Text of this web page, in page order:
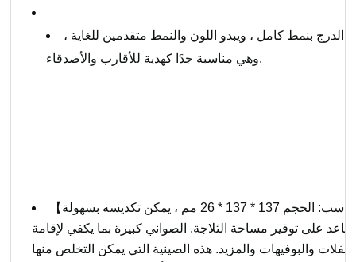
الدرج بنمط كامل ، ويبدو اللون والنمط متقدمين للغاية ،
وهي مناسبة جدًا كهدية للأقارب والأصدقاء.
【الحجم المناسب: الحجم 137 * 137 * 26 مم ، يمكن تكديسه بسهولة
على توفير مساحة الثلاجة. الصواني كبيرة بما يكفي لإقامة
والبوفيهات والمزيد. هذه الصينية التي يمكن التخلص منها